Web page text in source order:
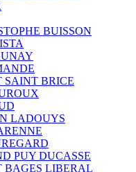
BUISSON
SAINT BRICE
LADOUYS
PUY DUCASSE
BAGES LIBERAL